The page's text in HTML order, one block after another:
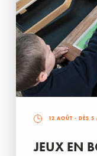
12 AOÛT - DÈS 5
JEUX EN